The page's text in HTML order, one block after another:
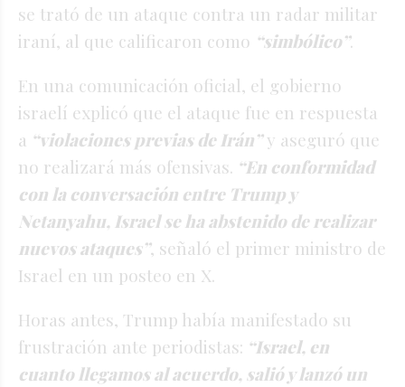
se trató de un ataque contra un radar militar
iraní, al que calificaron como “simbólico”.
En una comunicación oficial, el gobierno
israelí explicó que el ataque fue en respuesta
a “violaciones previas de Irán”y aseguró que
no realizará más ofensivas. “En conformidad
con la conversación entre Trump y
Netanyahu, Israel se ha abstenido de realizar
nuevos ataques”, señaló el primer ministro de
Israel en un posteo en X.
Horas antes, Trump había manifestado su
frustración ante periodistas: “Israel, en
cuanto llegamos al acuerdo, salió y lanzó un